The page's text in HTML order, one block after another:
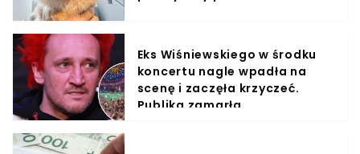
Eks Wiśniewskiego w środku
koncertu nagle wpadła na
scenę i zaczęła krzyczeć.
Publika zamarła